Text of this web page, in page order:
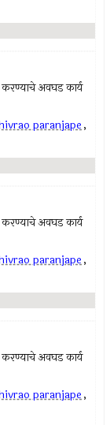
अवघड कार्य
paranjape,
अवघड कार्य
paranjape,
अवघड कार्य
paranjape,